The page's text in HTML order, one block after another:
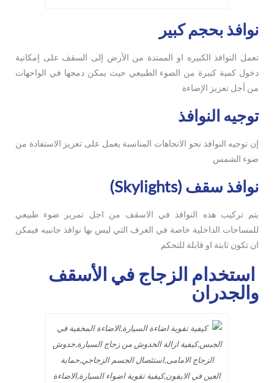
نوافذ بحجم كبير
تعمل النوافذ الكبيره او الممتدة من الأرض إلى السقف على إمكانية
دخول كمية كبيرة من الضوء الطبيعي حيث يمكن دمجها في الواجهات
من أجل تعزيز الإضاءة
توجيه النوافذ
إن توجيه النوافذ نحو الاتجاهات المناسبة يعمل على تعزيز الاستفادة من
ضوء الشمس
نوافذ سقف (Skylights)
يتم تركيب هذه النوافذ في الاسقف من اجل تمرير ضوء طبيعي
للمساحات الداخلية خاصة في الغرف التي ليس بها نوافذ جانبيه فيمكن
ان تكون ثابتة او قابلة للتحكم
استخدام الزجاج في الأسقف
والجدران